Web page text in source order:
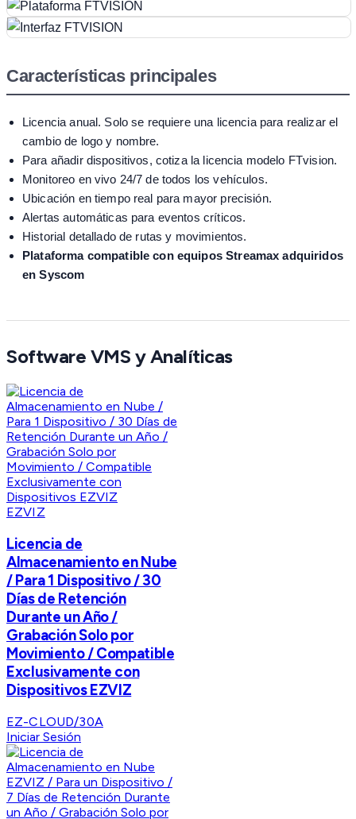
Características principales
Licencia anual. Solo se requiere una licencia para realizar el
cambio de logo y nombre.
Para añadir dispositivos, cotiza la licencia modelo FTvision.
Monitoreo en vivo 24/7 de todos los vehículos.
Ubicación en tiempo real para mayor precisión.
Alertas automáticas para eventos críticos.
Historial detallado de rutas y movimientos.
Plataforma compatible con equipos Streamax adquiridos
en Syscom
Software VMS y Analíticas
EZVIZ
Licencia de
Almacenamiento en Nube
/ Para 1 Dispositivo / 30
Días de Retención
Durante un Año /
Grabación Solo por
Movimiento / Compatible
Exclusivamente con
Dispositivos EZVIZ
EZ-CLOUD/30A
Iniciar Sesión